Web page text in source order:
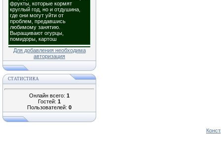
Для добавления необходима
авторизация
СТАТИСТИКА
Онлайн всего: 1
Гостей: 1
Пользователей: 0